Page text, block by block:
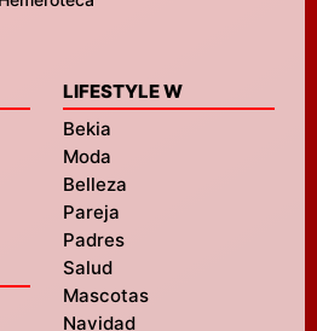
LIFESTYLE W
Bekia
Moda
Belleza
Pareja
Padres
Salud
Mascotas
Navidad